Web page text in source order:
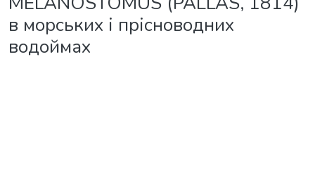
в морських і прісноводних
водоймах